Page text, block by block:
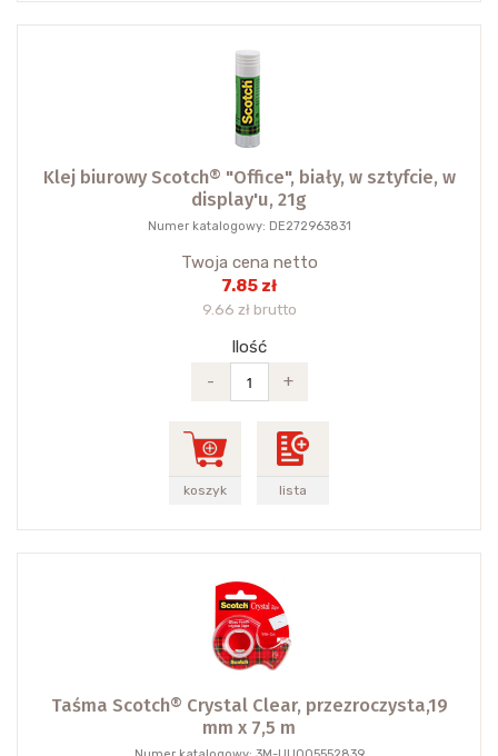
Klej biurowy Scotch® "Office", biały, w sztyfcie, w
display'u, 21g
Numer katalogowy: DE272963831
Twoja cena netto
7.85 zł
9.66 zł brutto
Ilość
-
+
koszyk lista
Taśma Scotch® Crystal Clear, przezroczysta,19
mm x 7,5 m